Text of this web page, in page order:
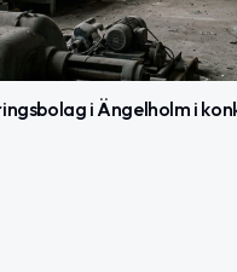
i Ängelholm i